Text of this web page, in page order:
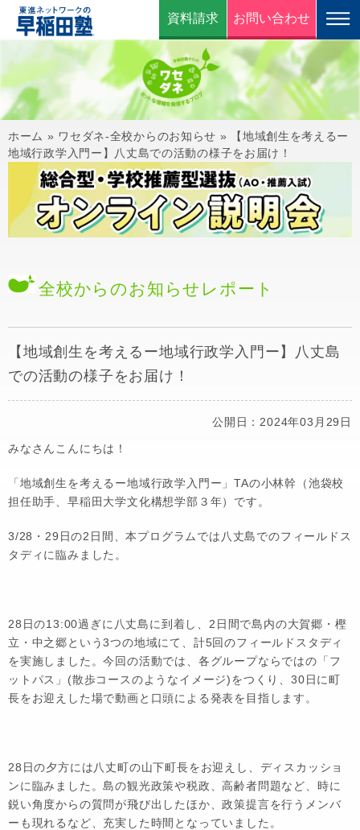
資料請求 お問い合わせ
ホーム » ワセダネ-全校からのお知らせ »
【地域創生を考えるー
地域行政学入門ー】八丈島での活動の様子をお届け！
全校からのお知らせ レポート
【地域創生を考えるー地域行政学入門ー】八丈島
での活動の様子をお届け！
公開日：2024年03月29日
みなさんこんにちは！
「地域創生を考えるー地域行政学入門ー」TAの小林幹（池袋校
担任助手、早稲田大学文化構想学部３年）です。
3/28・29日の2日間、本プログラムでは八丈島でのフィールドス
タディに臨みました。
28日の13:00過ぎに八丈島に到着し、2日間で島内の大賀郷・樫
立・中之郷という3つの地域にて、計5回のフィールドスタディ
を実施しました。今回の活動では、各グループならではの「フ
ットパス」(散歩コースのようなイメージ)をつくり、30日に町
長をお迎えした場で動画と口頭による発表を目指します。
28日の夕方には八丈町の山下町長をお迎えし、ディスカッショ
ンに臨みました。島の観光政策や税政、高齢者問題など、時に
鋭い角度からの質問が飛び出したほか、政策提言を行うメンバ
ーも現れるなど、充実した時間となっていました。